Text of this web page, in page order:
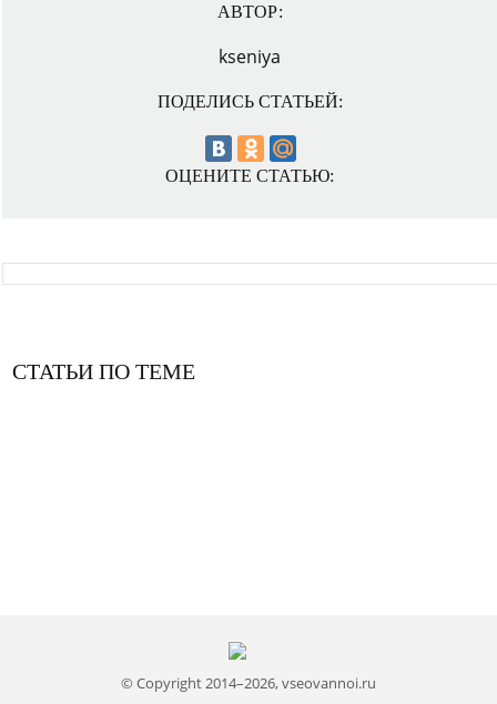
АВТОР:
kseniya
ПОДЕЛИСЬ СТАТЬЕЙ:
ОЦЕНИТЕ СТАТЬЮ:
СТАТЬИ ПО ТЕМЕ
© Copyright 2014–2026, vseovannoi.ru